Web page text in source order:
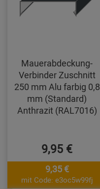
Mauerabdeckung-
Verbinder Zuschnitt
250 mm Alu farbig 0,8
mm (Standard)
Anthrazit (RAL7016)
9,95 €
9,35 €
mit Code: e3oc5w99fj